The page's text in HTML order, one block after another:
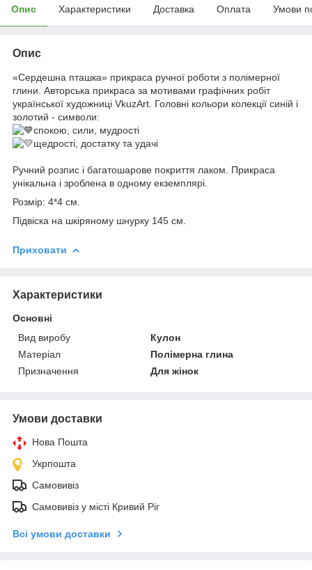
Опис Характеристики Доставка Оплата Умови
Опис
«Сердешна пташка» прикраса ручної роботи з полімерної
глини. Авторська прикраса за мотивами графічних робіт
української художниці VkuzArt. Головні кольори колекції синій і
золотий - символи:
спокою, сили, мудрості
щедрості, достатку та удачі
Ручний розпис і багатошарове покриття лаком. Прикраса
унікальна і зроблена в одному екземплярі.
Розмір: 4*4 см.
Підвіска на шкіряному шнурку 145 см.
Приховати
Характеристики
Основні
Вид виробу
Кулон
Матеріал
Полімерна глина
Призначення
Для жінок
Умови доставки
Нова Пошта
Укрпошта
Самовивіз
Самовивіз у місті Кривий Ріг
Всі умови доставки